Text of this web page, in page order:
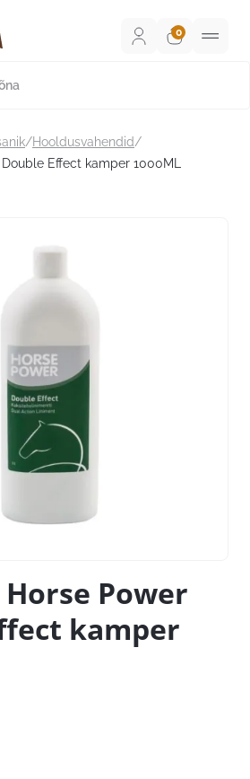
/Hooldusvahendid/
Effect kamper 1000ML
Power
kamper